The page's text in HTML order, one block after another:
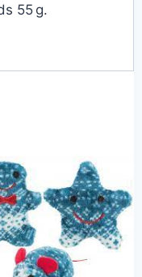
55 g.